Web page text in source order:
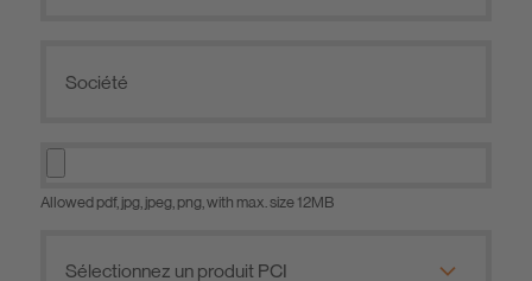
Allowed pdf, jpg, jpeg, png, with max. size 12MB